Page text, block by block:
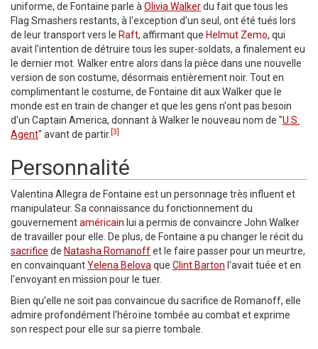
uniforme, de Fontaine parle à Olivia Walkerdu fait que tous les
Flag Smashers restants, à l'exception d'un seul, ont été tués lors
de leur transport vers le Raft, affirmant que Helmut Zemo, qui
avait l'intention de détruire tous les super-soldats, a finalement eu
le dernier mot. Walker entre alors dans la pièce dans une nouvelle
version de son costume, désormais entièrement noir. Tout en
complimentant le costume, de Fontaine dit aux Walker que le
monde est en train de changer et que les gens n'ont pas besoin
d'un Captain America, donnant à Walker le nouveau nom de "U.S.
Agent" avant de partir. [3]
Personnalité
Valentina Allegra de Fontaine est un personnage très influent et
manipulateur. Sa connaissance du fonctionnement du
gouvernementaméricain lui a permis de convaincre John Walker
de travailler pour elle. De plus, de Fontaine a pu changer le récit du
sacrifice de Natasha Romanoffet le faire passer pour un meurtre,
en convainquantYelena Belova que Clint Barton l'avait tuée et en
l'envoyant en mission pour le tuer.
Bien qu'elle ne soit pas convaincue du sacrifice de Romanoff, elle
admire profondément l'héroïne tombée au combat et exprime
son respect pour elle sur sa pierre tombale.